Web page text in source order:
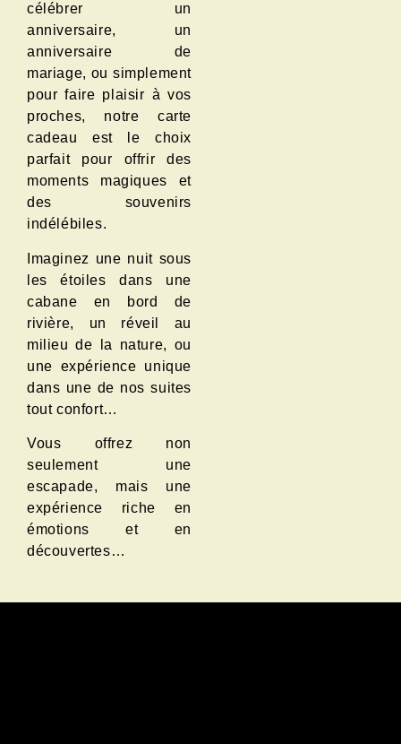
célébrer un
anniversaire, un
anniversaire de
mariage, ou simplement
pour faire plaisir à vos
proches, notre carte
cadeau est le choix
parfait pour offrir des
moments magiques et
des souvenirs
indélébiles.
Imaginez une nuit sous
les étoiles dans une
cabane en bord de
rivière, un réveil au
milieu de la nature, ou
une expérience unique
dans une de nos suites
tout confort…
Vous offrez non
seulement une
escapade, mais une
expérience riche en
émotions et en
découvertes…